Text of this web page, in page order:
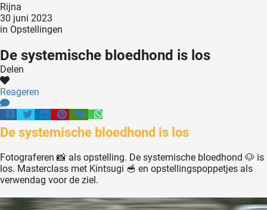
Rijna
30 juni 2023
in Opstellingen
De systemische bloedhond is los
Delen
Reageren
De systemische bloedhond is los
Fotograferen 📸 als opstelling. De systemische bloedhond 🐶 is
los. Masterclass met Kintsugi 🥣 en opstellingspoppetjes als
verwendag voor de ziel.